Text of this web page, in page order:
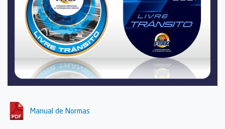
Manual de Normas